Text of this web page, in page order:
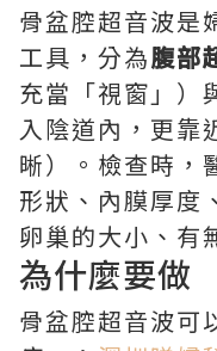
骨盆腔超音波是
工具，分為腹部
充當「視窗」）
入陰道內，更靠
晰）。檢查時，
形狀、內膜厚度
卵巢的大小、有
為什麼要做
骨盆腔超音波可